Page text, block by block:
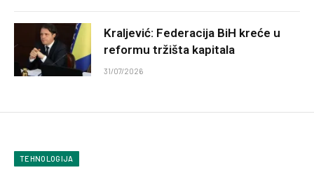
Kraljević: Federacija BiH kreće u
reformu tržišta kapitala
31/07/2026
TEHNOLOGIJA